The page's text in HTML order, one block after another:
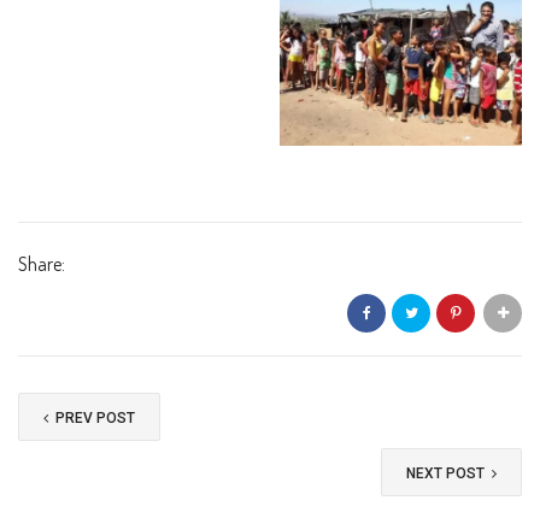
Share:
PREV POST
NEXT POST